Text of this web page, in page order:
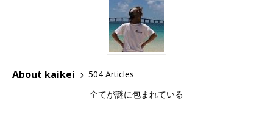
About kaikei
504 Articles
全てが謎に包まれている